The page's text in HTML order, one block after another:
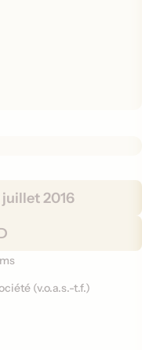
juillet 2016
(v.o.a.s.-t.f.)